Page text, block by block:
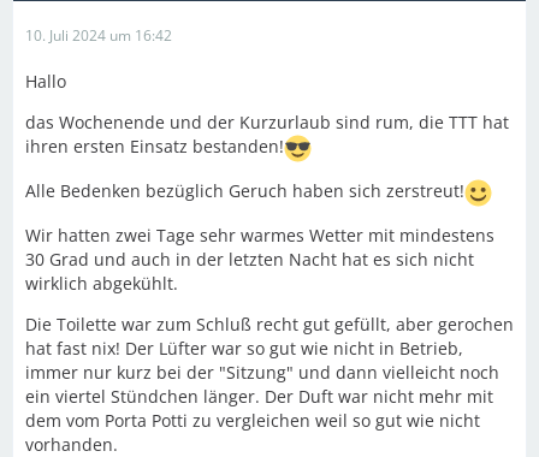
10. Juli 2024 um 16:42
Hallo
das Wochenende und der Kurzurlaub sind rum, die TTT hat
ihren ersten Einsatz bestanden!
Alle Bedenken bezüglich Geruch haben sich zerstreut!
Wir hatten zwei Tage sehr warmes Wetter mit mindestens
30 Grad und auch in der letzten Nacht hat es sich nicht
wirklich abgekühlt.
Die Toilette war zum Schluß recht gut gefüllt, aber gerochen
hat fast nix! Der Lüfter war so gut wie nicht in Betrieb,
immer nur kurz bei der "Sitzung" und dann vielleicht noch
ein viertel Stündchen länger. Der Duft war nicht mehr mit
dem vom Porta Potti zu vergleichen weil so gut wie nicht
vorhanden.